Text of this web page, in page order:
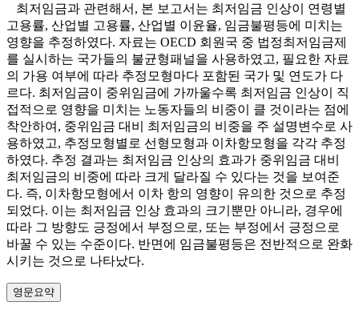
최저임금과 관련해서, 본 보고서는 최저임금 인상이 연령별
고용률, 산업별 고용률, 산업별 이윤율, 임금불평등에 미치는
영향을 추정하였다. 자료는 OECD 회원국 중 법정최저임금제
를 실시하는 국가들의 불균형패널을 사용하였고, 필요한 자료
의 가용 여부에 따라 추정모형마다 포함된 국가 및 연도가 다
르다. 최저임금이 중위임금에 가까울수록 최저임금 인상이 직
접적으로 영향을 미치는 노동자들의 비중이 클 것이라는 점에
착안하여, 중위임금 대비 최저임금의 비중을 주 설명변수로 사
용하였고, 추정모형별로 선형모형과 이차항모형을 각각 추정
하였다. 추정 결과는 최저임금 인상의 효과가 중위임금 대비
최저임금의 비중에 따라 크게 달라질 수 있다는 것을 보여준
다. 즉, 이차항모형에서 이차 항의 영향이 유의한 것으로 추정
되었다. 이는 최저임금 인상 효과의 크기뿐만 아니라, 경우에
따라 그 방향도 긍정에서 부정으로, 또는 부정에서 긍정으로
바꿀 수 있는 수준이다. 반면에 임금불평등은 전반적으로 완화
시키는 것으로 나타났다.
영문요약